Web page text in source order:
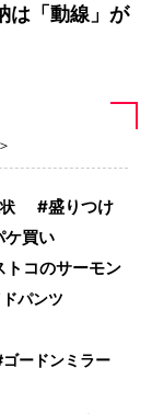
は「動線」が
盛りつけ
ケ買い
トコのサーモン
パンツ
ゴードンミラー